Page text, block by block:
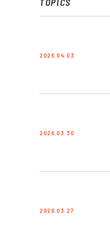
2026.04.03
2026.03.30
2026.03.27